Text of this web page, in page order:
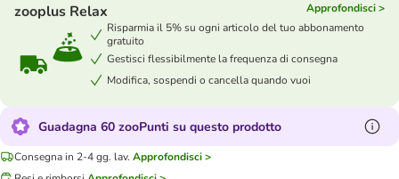
zooplus Relax
Approfondisci >
Risparmia il 5% su ogni articolo del tuo abbonamento
gratuito
Gestisci flessibilmente la frequenza di consegna
Modifica, sospendi o cancella quando vuoi
Guadagna 60 zooPunti su questo prodotto
Consegna in 2-4 gg. lav. Approfondisci >